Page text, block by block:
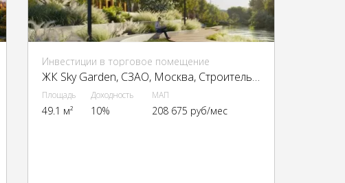
Инвестиции в торговое помещение
ЖК Sky Garden, CЗАО, Москва, Строительный пр-д, 9 корп. 1
Площадь
49.1 м²
Доходность
10%
МАП
208 675 руб/мес